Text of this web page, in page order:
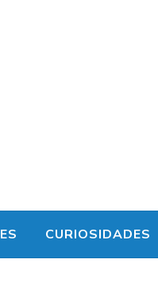
CURIOSIDADES